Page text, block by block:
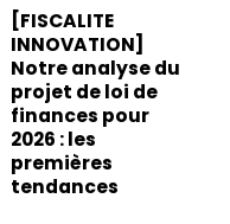
[FISCALITE
INNOVATION]
Notre analyse du
projet de loi de
finances pour
2026 : les
premières
tendances